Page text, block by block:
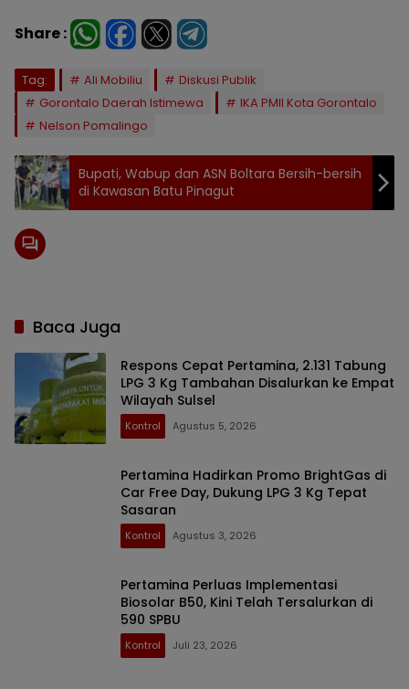
Share :
Tag: Ali Mobiliu
Diskusi Publik
Gorontalo Daerah Istimewa
IKA PMII Kota Gorontalo
Nelson Pomalingo
Bupati, Wabup dan ASN Boltara Bersih-bersih
di Kawasan Batu Pinagut
Baca Juga
Respons Cepat Pertamina, 2.131 Tabung
LPG 3 Kg Tambahan Disalurkan ke Empat
Wilayah Sulsel
Kontrol Agustus 5, 2026
Pertamina Hadirkan Promo BrightGas di
Car Free Day, Dukung LPG 3 Kg Tepat
Sasaran
Kontrol Agustus 3, 2026
Pertamina Perluas Implementasi
Biosolar B50, Kini Telah Tersalurkan di
590 SPBU
Kontrol Juli 23, 2026